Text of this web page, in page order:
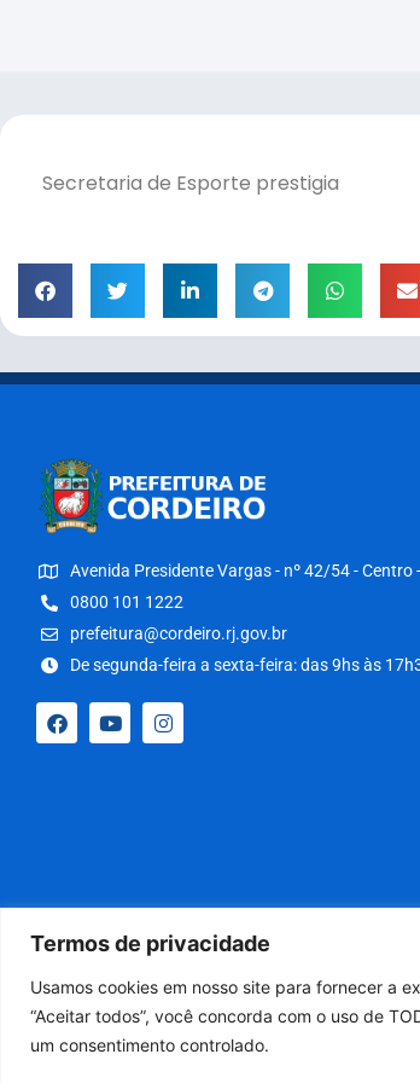
Termos de privacidade
Usamos cookies em nosso site para fornecer a
“Aceitar todos”, você concorda com o uso de
um consentimento controlado.
Secretaria de Esporte prestigia
Avenida Presidente Vargas - nº 42/54 - Centro
0800 101 1222
prefeitura@cordeiro.rj.gov.br
De segunda-feira a sexta-feira: das 9hs às